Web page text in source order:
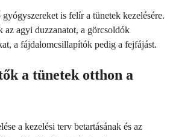
is felír a tünetek kezelésére.
az agyi duzzanatot, a görcsoldók
a fájdalomcsillapítók pedig a fejfájást.
a tünetek otthon a
a kezelési terv betartásának és az